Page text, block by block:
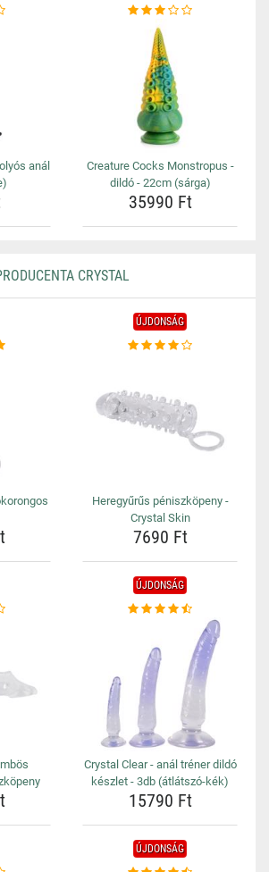
anál
Creature Cocks Monstropus -
dildó - 22cm (sárga)
35990 Ft
CRYSTAL
ÚJDONSÁG
Heregyűrűs péniszköpeny -
Crystal Skin
7690 Ft
ÚJDONSÁG
Crystal Clear - anál tréner dildó
készlet - 3db (átlátszó-kék)
15790 Ft
ÚJDONSÁG